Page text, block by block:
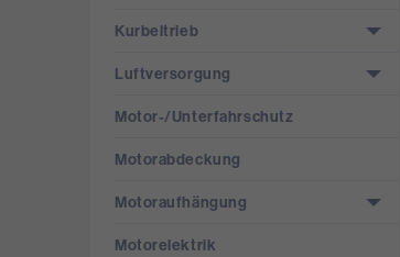
Kurbeltrieb
Luftversorgung
Motor-/­Unterfahrschutz
Motorabdeckung
Motoraufhängung
Motorelektrik